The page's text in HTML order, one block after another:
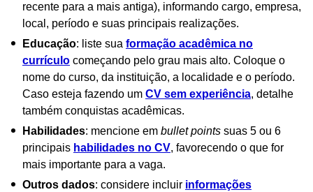
recente para a mais antiga), informando cargo, empresa,
local, período e suas principais realizações.
Educação: liste sua formação acadêmica no
currículo começando pelo grau mais alto. Coloque o
nome do curso, da instituição, a localidade e o período.
Caso esteja fazendo um CV sem experiência, detalhe
também conquistas acadêmicas.
Habilidades: mencione em bullet points suas 5 ou 6
principais habilidades no CV, favorecendo o que for
mais importante para a vaga.
Outros dados: considere incluir informações